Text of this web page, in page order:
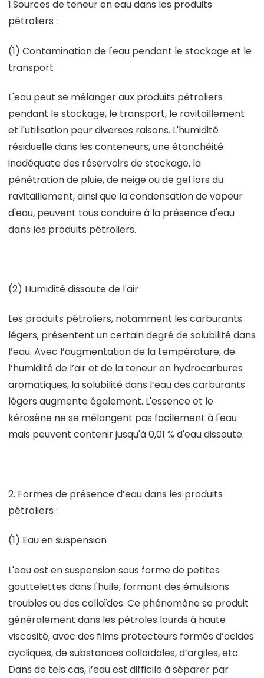
1.Sources de teneur en eau dans les produits
pétroliers :
(1) Contamination de l'eau pendant le stockage et le
transport
L'eau peut se mélanger aux produits pétroliers
pendant le stockage, le transport, le ravitaillement
et l'utilisation pour diverses raisons. L'humidité
résiduelle dans les conteneurs, une étanchéité
inadéquate des réservoirs de stockage, la
pénétration de pluie, de neige ou de gel lors du
ravitaillement, ainsi que la condensation de vapeur
d'eau, peuvent tous conduire à la présence d'eau
dans les produits pétroliers.
(2) Humidité dissoute de l'air
Les produits pétroliers, notamment les carburants
légers, présentent un certain degré de solubilité dans
l’eau. Avec l’augmentation de la température, de
l’humidité de l’air et de la teneur en hydrocarbures
aromatiques, la solubilité dans l’eau des carburants
légers augmente également. L'essence et le
kérosène ne se mélangent pas facilement à l'eau
mais peuvent contenir jusqu'à 0,01 % d'eau dissoute.
2. Formes de présence d’eau dans les produits
pétroliers :
(1) Eau en suspension
L'eau est en suspension sous forme de petites
gouttelettes dans l'huile, formant des émulsions
troubles ou des colloïdes. Ce phénomène se produit
généralement dans les pétroles lourds à haute
viscosité, avec des films protecteurs formés d’acides
cycliques, de substances colloïdales, d’argiles, etc.
Dans de tels cas, l’eau est difficile à séparer par